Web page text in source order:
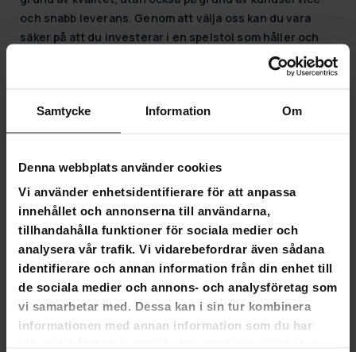
Samtycke Information Om
Denna webbplats använder cookies
Vi använder enhetsidentifierare för att anpassa
innehållet och annonserna till användarna,
tillhandahålla funktioner för sociala medier och
analysera vår trafik. Vi vidarebefordrar även sådana
identifierare och annan information från din enhet till
de sociala medier och annons- och analysföretag som
vi samarbetar med. Dessa kan i sin tur kombinera
informationen med annan information som du har
och snabb leverans. Genom att välja oss kan du vara
säker på att du investerar i en spelstol som håller och
Spelstolar är en viktig del av en ergonomisk och bekväm
speluppställning. De erbjuder spelare stöd för långa
du olika modeller som passar både nybörjare och
erfarna spelare.
De viktigaste egenskaperna hos gamingstolar är en
justerbar sits, lutningsmekanismer, ryggstöd och
material som andas som håller sittkomforten på en hög
nivå. Oavsett om det är en snabb FPS-match eller ett
längre strategispel ser spelstolen till att du håller dig
fokuserad och i en bekväm position.